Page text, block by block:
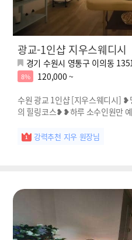
광교-1인샵 지우스웨디시
경기 수원시 영통구 이의동
8%
120,000 ~
수원 광교 1인샵 [지우스웨디시]
의 힐링코스❥❥하루 소수인원만
강력추천 지우 원장님